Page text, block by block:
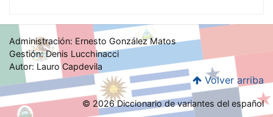
Administración: Ernesto González Matos
Gestión: Denis Lucchinacci
Autor: Lauro Capdevila
Volver arriba
© 2026 Diccionario de variantes del español